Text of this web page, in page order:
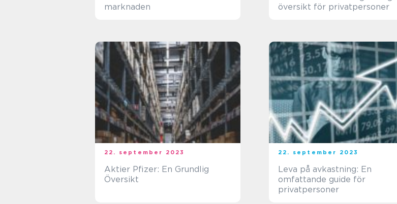
marknaden
översikt för privatpersoner
22. september 2023
Aktier Pfizer: En Grundlig
Översikt
22. september 2023
Leva på avkastning: En
omfattande guide för
privatpersoner